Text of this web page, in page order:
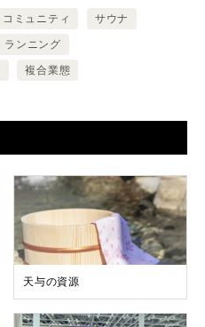
コミュニティ サウナ
ランニング
複合業態
天与の資源